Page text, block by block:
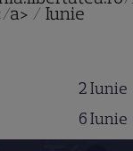
a> / Iunie
2 Iunie
6 Iunie